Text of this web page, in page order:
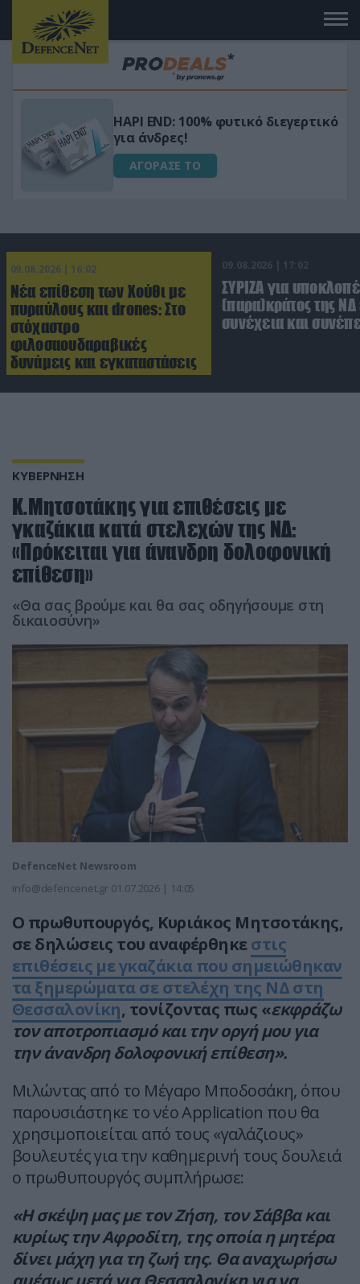
Μεταμόρφωσε τον κήπο σου με το
Ultra Box Μίνι Αλυσοπρίονο με
μπαταρία λιθίου
ΑΓΟΡΑΣΕ ΤΟ
09.08.2026 | 16:02
Νέα επίθεση των Χούθι με
πυραύλους και drones: Στο
στόχαστρο
φιλοσαουδαραβικές
δυνάμεις και εγκαταστάσεις
09.08.2026 | 17:02
ΣΥΡΙΖΑ για
(παρα)κράτος της ΝΔ
συνέχεια και
ΚΥΒΕΡΝΗΣΗ
Κ.Μητσοτάκης για επιθέσεις με
γκαζάκια κατά στελεχών της ΝΔ:
«Πρόκειται για άνανδρη δολοφονική
επίθεση»
«Θα σας βρούμε και θα σας οδηγήσουμε στη
δικαιοσύνη»
DefenceNet Newsroom
info@defencenet.gr 01.07.2026 | 14:05
Ο πρωθυπουργός, Κυριάκος Μητσοτάκης,
σε δηλώσεις του αναφέρθηκεστις
επιθέσεις με γκαζάκια που σημειώθηκαν
τα ξημερώματα σε στελέχη της ΝΔ στη
Θεσσαλονίκη, τονίζοντας πως «εκφράζω
τον αποτροπιασμό και την οργή μου για
την άνανδρη δολοφονική επίθεση».
Μιλώντας από το Μέγαρο Μποδοσάκη, όπου
παρουσιάστηκε το νέο Application που θα
χρησιμοποιείται από τους «γαλάζιους»
βουλευτές για την καθημερινή τους δουλειά
ο πρωθυπουργός συμπλήρωσε:
«Η σκέψη μας με τον Ζήση, τον Σάββα και
κυρίως την Αφροδίτη, της οποία η μητέρα
δίνει μάχη για τη ζωή της. Θα αναχωρήσω